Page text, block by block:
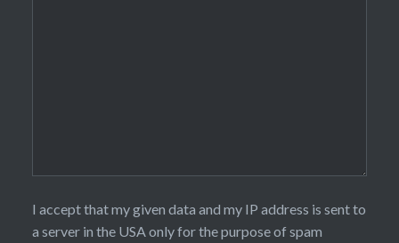
I accept that my given data and my IP address is sent to
a server in the USA only for the purpose of spam